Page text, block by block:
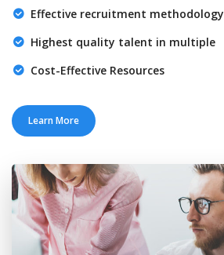
Effective recruitment methodology
Highest quality talent in multiple
Cost-Effective Resources
Learn More